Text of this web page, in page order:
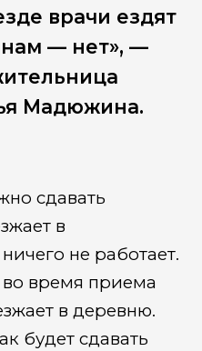
врачи ездят
— нет», —
Мадюжина.
сдавать
в
не работает.
время приема
в деревню.
будет сдавать